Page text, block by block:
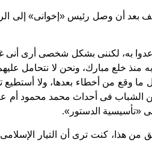
بعد أن وصل رئيس «إخوانى» إلى
وعدوا به، لكننى بشكل شخصى أرى
منذ خلع مبارك، ونحن لا نتحامل
ما وقع من أخطاء بعدها، ولا أستطيع
عن الشباب فى أحداث محمد محمود أم
«تأسيسية الدستور».
من هذا، كنت ترى أن التيار